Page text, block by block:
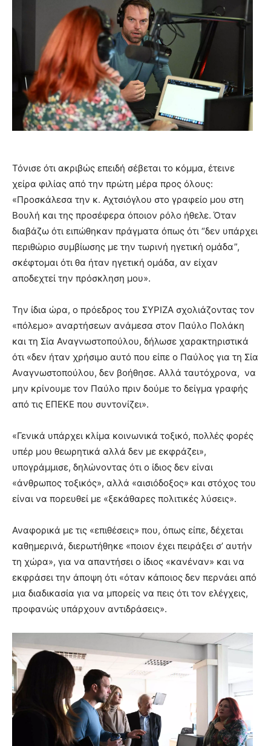
Τόνισε ότι ακριβώς επειδή σέβεται το κόμμα, έτεινε
χείρα φιλίας από την πρώτη μέρα προς όλους:
«Προσκάλεσα την κ. Αχτσιόγλου στο γραφείο μου στη
Βουλή και της προσέφερα όποιον ρόλο ήθελε. Όταν
διαβάζω ότι ειπώθηκαν πράγματα όπως ότι “δεν υπάρχει
περιθώριο συμβίωσης με την τωρινή ηγετική ομάδα”,
σκέφτομαι ότι θα ήταν ηγετική ομάδα, αν είχαν
αποδεχτεί την πρόσκληση μου».
Την ίδια ώρα, ο πρόεδρος του ΣΥΡΙΖΑ σχολιάζοντας τον
«πόλεμο» αναρτήσεων ανάμεσα στον Παύλο Πολάκη
και τη Σία Αναγνωστοπούλου, δήλωσε χαρακτηριστικά
ότι «δεν ήταν χρήσιμο αυτό που είπε ο Παύλος για τη Σία
Αναγνωστοπούλου, δεν βοήθησε. Αλλά ταυτόχρονα, να
μην κρίνουμε τον Παύλο πριν δούμε το δείγμα γραφής
από τις ΕΠΕΚΕ που συντονίζει».
«Γενικά υπάρχει κλίμα κοινωνικά τοξικό, πολλές φορές
υπέρ μου θεωρητικά αλλά δεν με εκφράζει»,
υπογράμμισε, δηλώνοντας ότι ο ίδιος δεν είναι
«άνθρωπος τοξικός», αλλά «αισιόδοξος» και στόχος του
είναι να πορευθεί με «ξεκάθαρες πολιτικές λύσεις».
Αναφορικά με τις «επιθέσεις» που, όπως είπε, δέχεται
καθημερινά, διερωτήθηκε «ποιον έχει πειράξει σ’ αυτήν
τη χώρα», για να απαντήσει ο ίδιος «κανέναν» και να
εκφράσει την άποψη ότι «όταν κάποιος δεν περνάει από
μια διαδικασία για να μπορείς να πεις ότι τον ελέγχεις,
προφανώς υπάρχουν αντιδράσεις».